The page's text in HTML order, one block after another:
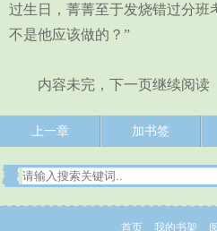
过生日，菁菁至于发烧错过分班
不是他应该做的？”
内容未完，下一页继续阅读
上一章 加书签
首页 我的书架